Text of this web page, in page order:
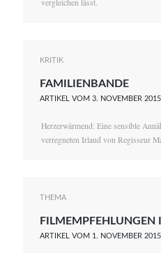
vergleichen lässt.
KRITIK
FAMILIENBANDE
ARTIKEL VOM 3. NOVEMBER 2015
Herzerwärmend: Eine sensible
verregneten Irland von Regisseur
THEMA
FILMEMPFEHLUNGEN
ARTIKEL VOM 1. NOVEMBER 2015